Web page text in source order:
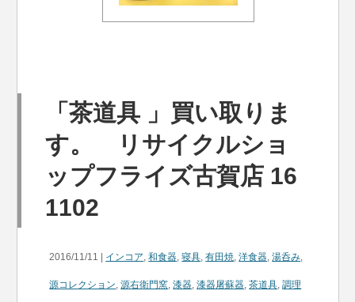
「茶道具 」買い取りま
す。 リサイクルショ
ップフライズ古賀店 16
1102
2016/11/11 | インコア,和食器,寝具,有田焼,洋食器,湯呑み,
源コレクション,源右衛門窯,漆器,漆器屠蘇器,茶道具,調理